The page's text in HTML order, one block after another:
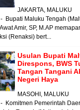
JAKARTA, MALUKU
Bupati Maluku Tengah
Amir, SP, M.AP
(Renaksi) bert...
Usulan Bupati
Direspons, BWS
Tangan Tangani
Negeri Haya
MASOHI, MALUKU
Komitmen Pemerintah